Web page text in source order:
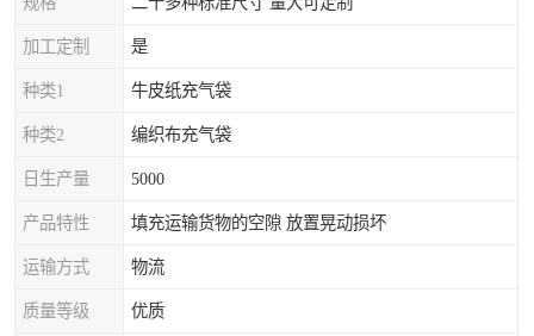
加工定制 是
种类1 牛皮纸充气袋
种类2 编织布充气袋
日生产量 5000
产品特性 填充运输货物的空隙 放置晃动损坏
运输方式 物流
质量等级 优质